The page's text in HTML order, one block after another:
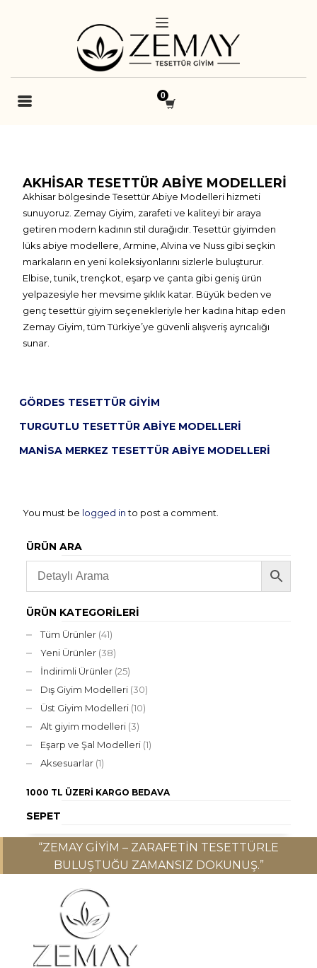
AKHISAR TESETTÜR ABIYE MODELLERI
Akhisar bölgesinde Tesettür Abiye Modelleri hizmeti
sunuyoruz. Zemay Giyim, zarafeti ve kaliteyi bir araya
getiren modern kadının stil durağıdır. Tesettür giyimden
lüks abiye modellere, Armine, Alvina ve Nuss gibi seçkin
markaların en yeni koleksiyonlarını sizlerle buluşturur.
Elbise, tunik, trençkot, eşarp ve çanta gibi geniş ürün
yelpazesiyle her mevsime şıklık katar. Büyük beden ve
genç tesettür giyim seçenekleriyle her kadına hitap eden
Zemay Giyim, tüm Türkiye’ye güvenli alışveriş ayrıcalığı
sunar.
GÖRDES TESETTÜR GIYIM
TURGUTLU TESETTÜR ABIYE MODELLERI
MANISA MERKEZ TESETTÜR ABIYE MODELLERI
You must be logged into post a comment.
ÜRÜN ARA
ÜRÜN KATEGORILERI
Tüm Ürünler (41)
Yeni Ürünler (38)
İndirimli Ürünler (25)
Dış Giyim Modelleri (30)
Üst Giyim Modelleri (10)
Alt giyim modelleri (3)
Eşarp ve Şal Modelleri (1)
Aksesuarlar (1)
1000 TL ÜZERI KARGO BEDAVA
SEPET
“ZEMAY GIYIM – ZARAFETIN TESETTÜRLE
BULUŞTUĞU ZAMANSIZ DOKUNUŞ.”